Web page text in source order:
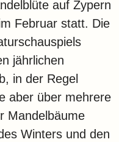
auf Zypern
Februar statt. Die
jährlichen
in der Regel
aber über mehrere
Mandelbäume
Winters und den